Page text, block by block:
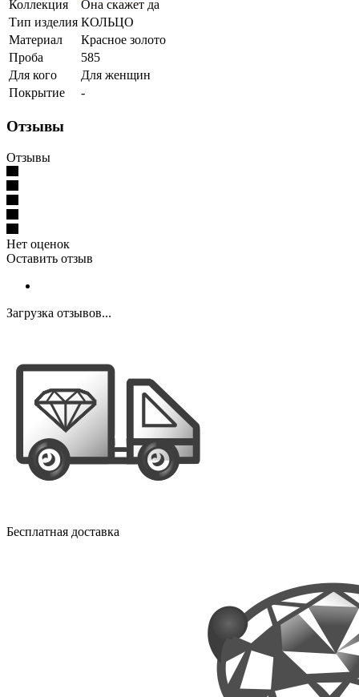
Коллекция
Она скажет да
Тип изделия КОЛЬЦО
Материал
Красное золото
Проба
585
Для кого
Для женщин
Покрытие
-
Отзывы
Отзывы
Нет оценок
Оставить отзыв
Загрузка отзывов...
Бесплатная доставка